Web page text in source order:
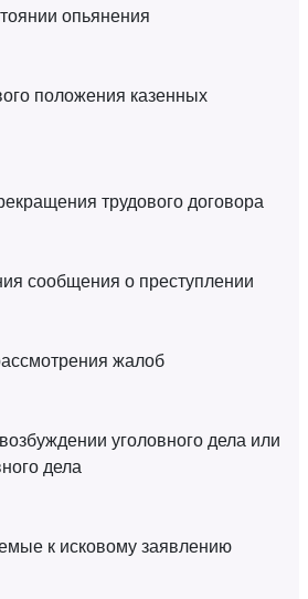
опьянения
положения казенных
трудового договора
сообщения о преступлении
жалоб
уголовного дела или
дела
к исковому заявлению